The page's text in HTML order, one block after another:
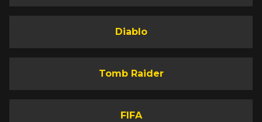
Diablo
Tomb Raider
FIFA